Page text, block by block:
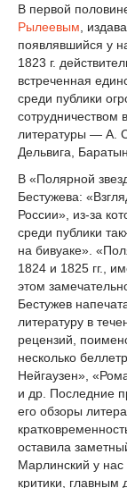
В первой
Рылеевым ,
появлявшийся у
1823 г.
встреченная
среди публики
сотрудничеством
литературы — А.
Дельвига,
В «Полярной
Бестужева:
России», из-за
среди публики
на бивуаке».
1824 и 1825 гг.,
этом
Бестужев
литературу в
рецензий,
несколько
Нейгаузен»,
и др. Последние
его обзоры
оставила
Марлинский у нас
критики, главным